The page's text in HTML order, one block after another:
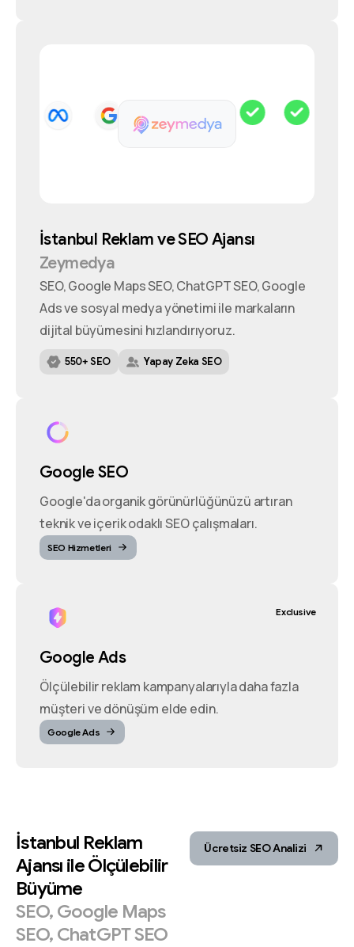
İstanbul ReklamveSEOAjansı
Zeymedya
SEO, Google Maps SEO, ChatGPT SEO, Google
Ads ve sosyal medya yönetimi ile markaların
dijital büyümesini hızlandırıyoruz.
550+ SEO Yapay Zeka SEO
Google SEO
Google'da organik görünürlüğünüzü artıran
teknik ve içerik odaklı SEO çalışmaları.
SEO Hizmetleri
Google Ads
Ölçülebilir reklam kampanyalarıyla daha fazla
müşteri ve dönüşüm elde edin.
Google Ads
Exclusive
İstanbul Reklam
Ajansı ileÖlçülebilir
Büyüme
SEO, Google Maps
SEO, ChatGPTSEO
Ücretsiz SEO Analizi